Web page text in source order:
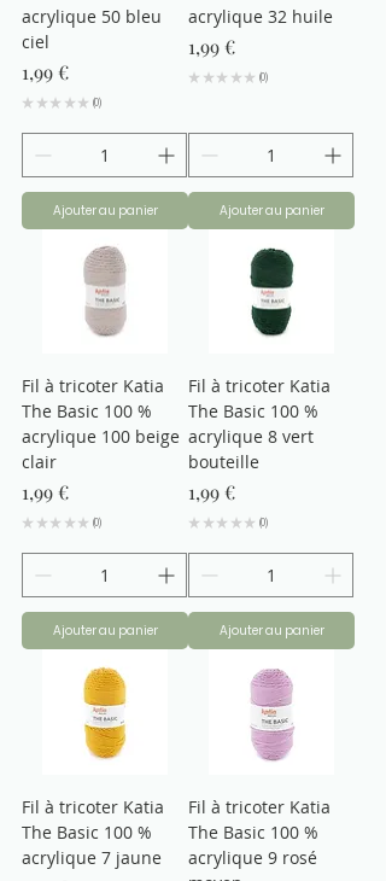
acrylique 50 bleu
ciel
Prix
1,99 €
★ ★ ★ ★ ★ 0
0
Ajouter au panier
acrylique 32 huile
Prix
1,99 €
★ ★ ★ ★ ★ 0
0
Ajouter au panier
Fil à tricoter Katia
The Basic 100 %
acrylique 100 beige
clair
Prix
1,99 €
★ ★ ★ ★ ★ 0
0
Ajouter au panier
Fil à tricoter Katia
The Basic 100 %
acrylique 8 vert
bouteille
Prix
1,99 €
★ ★ ★ ★ ★ 0
0
Ajouter au panier
Fil à tricoter Katia
The Basic 100 %
acrylique 7 jaune
Fil à tricoter Katia
The Basic 100 %
acrylique 9 rosé